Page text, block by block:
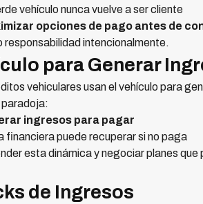
vehículo nunca vuelve a ser cliente
opciones de pago antes de
intencionalmente.
para Generar
vehiculares usan el vehículo para
ingresos para pagar
financiera puede recuperar si no paga
esta dinámica y negociar planes
de Ingresos